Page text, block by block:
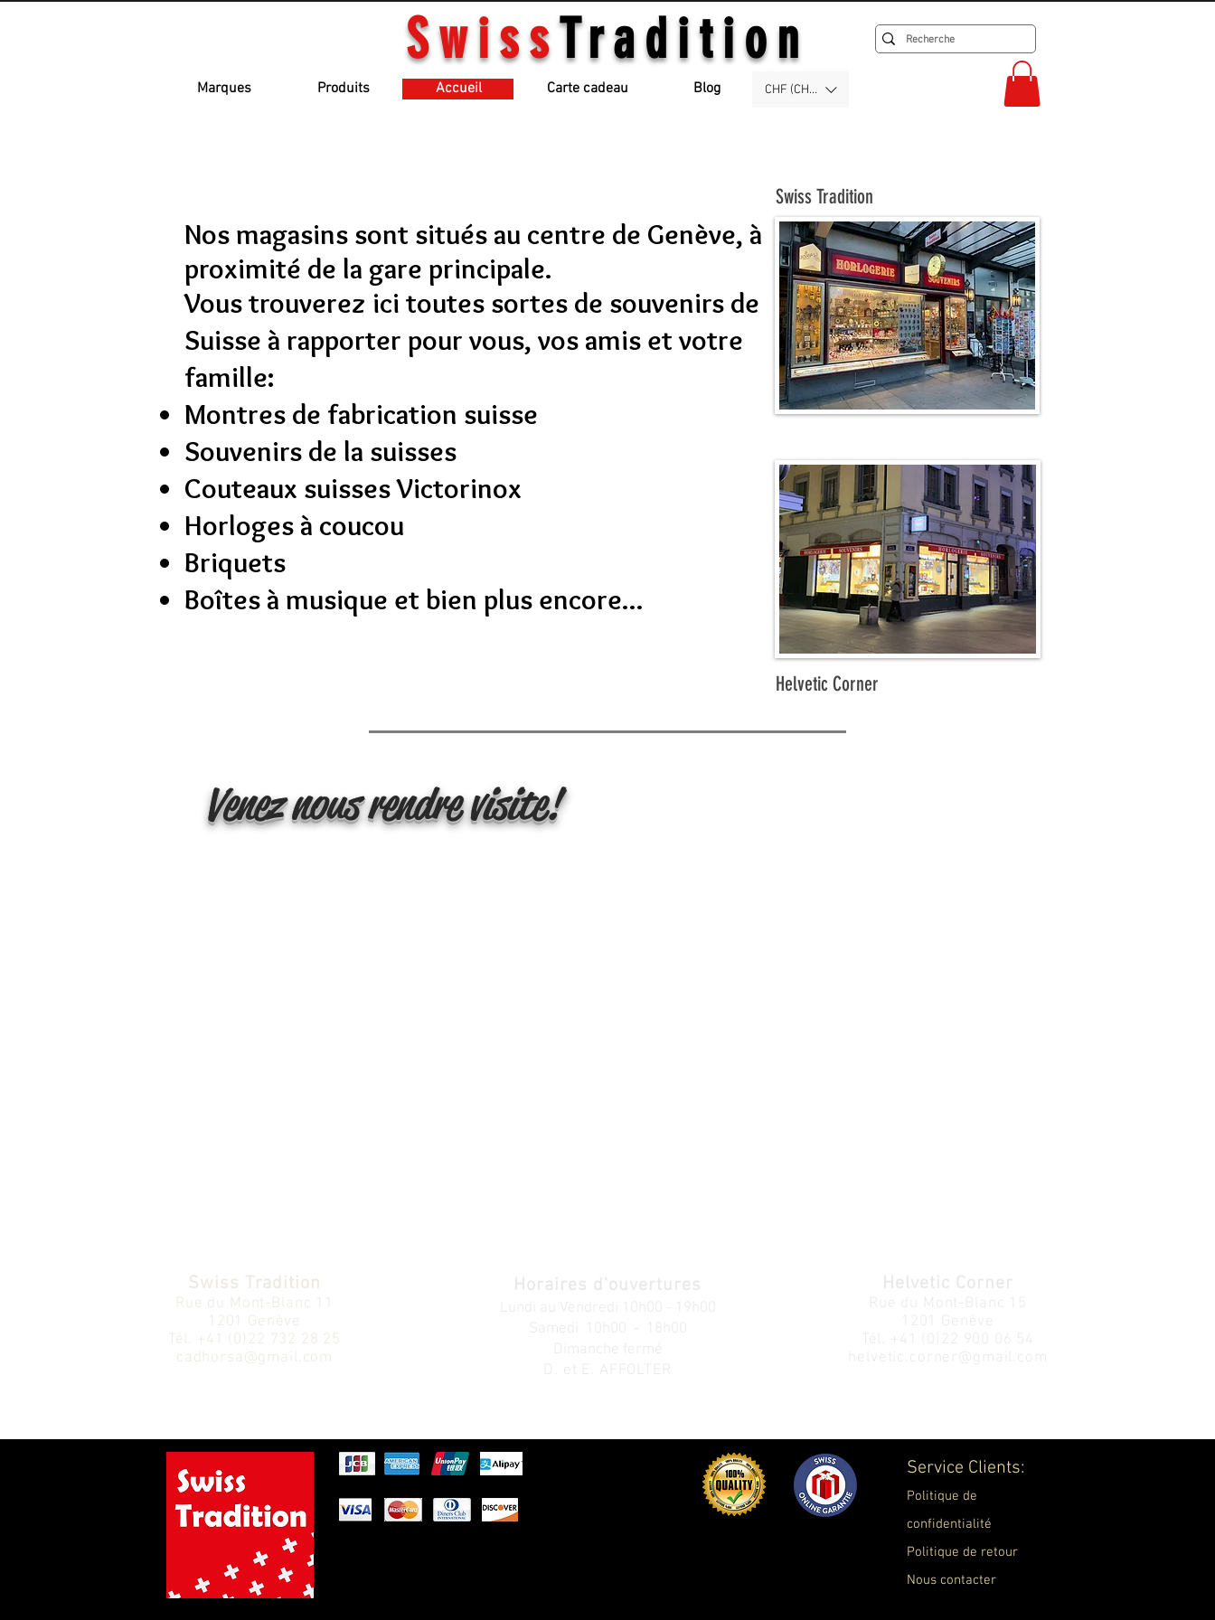
SwissTradition
Marques Produits Accueil Carte cadeau Blog CHF (CHF)
Nos magasins sont situés au centre de Genève, à
proximité de la gare principale.
Vous trouverez ici toutes sortes de souvenirs de
Suisse à rapporter pour vous, vos amis et votre
famille:
Montres de fabrication suisse
Souvenirs de la suisses
Couteaux suisses Victorinox
Horloges à coucou
Briquets
Boîtes à musique et bien plus encore...
Swiss Tradition
Helvetic Corner
Venez nous rendre visite!
Swiss Tradition
Rue du Mont-Blanc 11
1201 Genève
Tél.
+41 (0)22 732 28 25
cadhorsa@gmail.com
Service Clients:
Politique de
confidentialité
Politique de retour
Nous contacter